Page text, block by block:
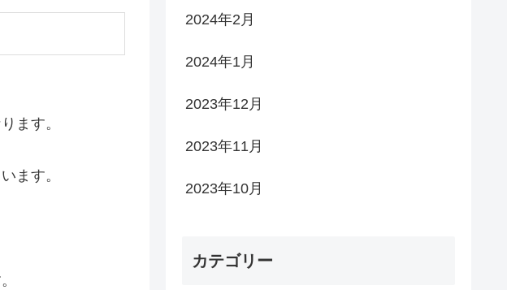
ます。
ます。
2024年2月
2024年1月
2023年12月
2023年11月
2023年10月
カテゴリー